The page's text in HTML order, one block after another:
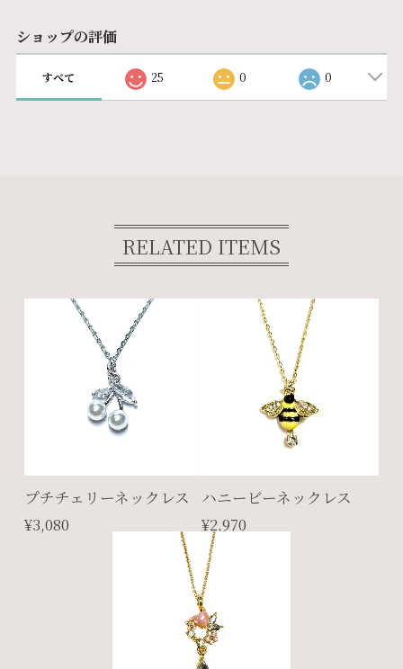
ショップの評価
すべて 25 0 0
RELATED ITEMS
プチチェリーネックレス
¥3,080
ハニービーネックレス
¥2,970